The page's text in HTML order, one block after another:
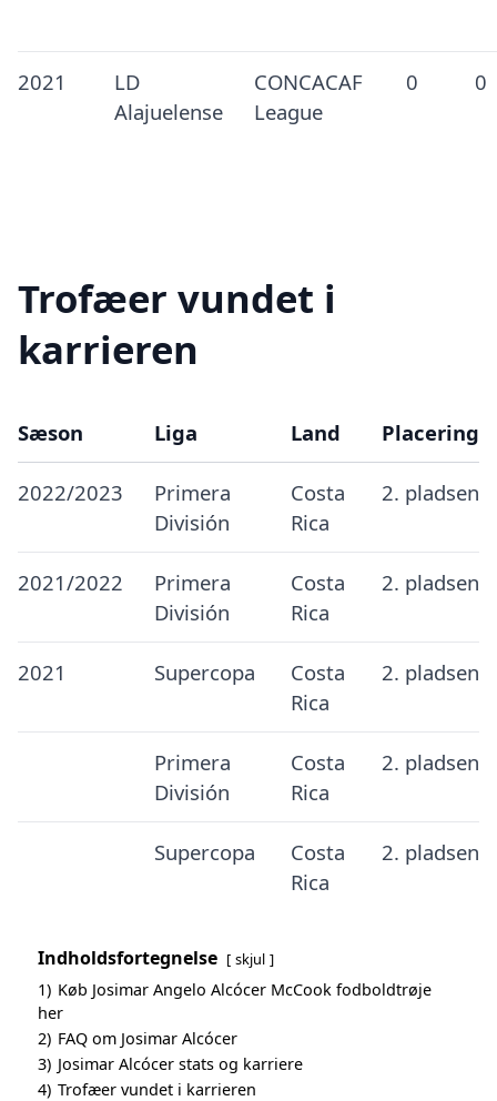
2021
LD
Alajuelense
CONCACAF
League
0 0
Trofæer vundet i
karrieren
Sæson Liga Land Placering
2022/2023
Primera
División
Costa
Rica
2. pladsen
2021/2022
Primera
División
Costa
Rica
2. pladsen
2021 Supercopa
Costa
Rica
2. pladsen
Primera
División
Costa
Rica
2. pladsen
Supercopa
Costa
Rica
2. pladsen
Indholdsfortegnelse skjul
1) Køb Josimar Angelo Alcócer McCook fodboldtrøje
her
2) FAQ om Josimar Alcócer
3) Josimar Alcócer stats og karriere
4) Trofæer vundet i karrieren